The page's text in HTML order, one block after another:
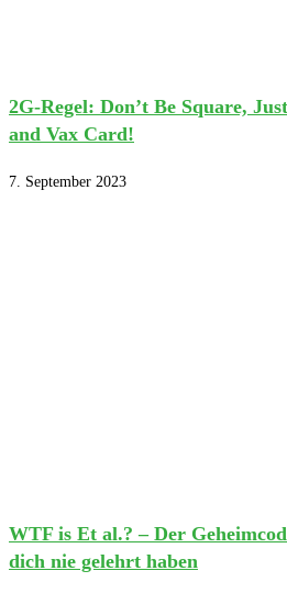
2G-Regel: Don’t Be Square,
and Vax Card!
7. September 2023
WTF is Et al.? – Der
dich nie gelehrt haben